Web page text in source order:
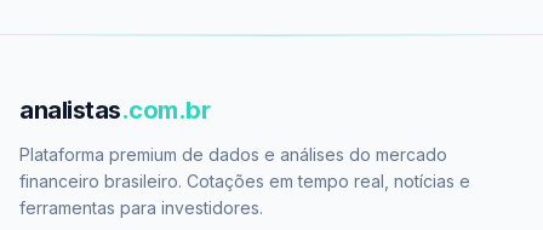
analistas.com.br
Plataforma premium de dados e análises do mercado
financeiro brasileiro. Cotações em tempo real, notícias e
ferramentas para investidores.